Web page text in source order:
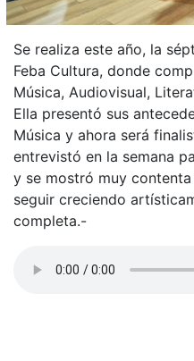
Se realiza este año, la
Feba Cultura, donde
Música, Audiovisual,
Ella presentó sus
Música y ahora será
entrevistó en la semana
y se mostró muy
seguir creciendo
completa.-